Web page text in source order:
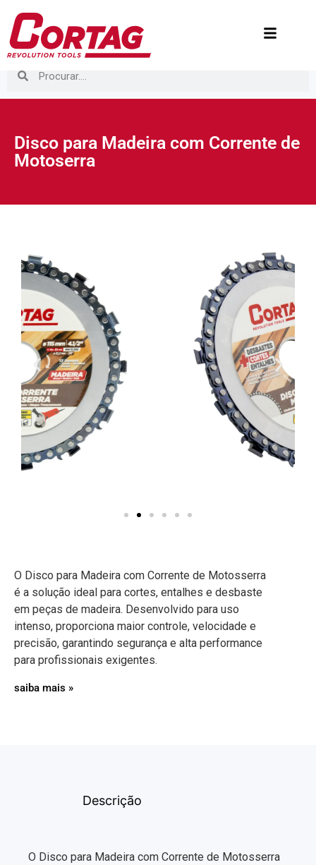
Disco para Madeira com Corrente de
Motoserra
O Disco para Madeira com Corrente de Motosserra
é a solução ideal para cortes, entalhes e desbaste
em peças de madeira. Desenvolvido para uso
intenso, proporciona maior controle, velocidade e
precisão, garantindo segurança e alta performance
para profissionais exigentes.
saiba mais »
Descrição
O Disco para Madeira com Corrente de Motosserra